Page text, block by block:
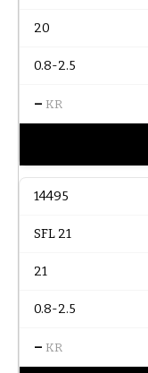
20
0.8-2.5
– KR
14495
SFL 21
21
0.8-2.5
– KR